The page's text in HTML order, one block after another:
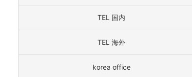
TEL 国内
TEL 海外
korea office